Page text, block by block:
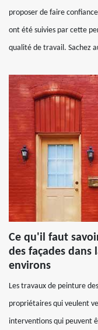
proposer de faire
ont été suivies par cette
qualité de travail. Sachez
Ce qu'il faut
des façades dans
environs
Les travaux de peinture
propriétaires qui veulent
interventions qui peuvent